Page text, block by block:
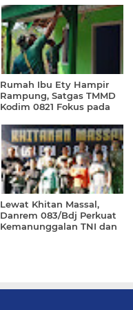
Rumah Ibu Ety Hampir
Rampung, Satgas TMMD
Kodim 0821 Fokus pada
Lewat Khitan Massal,
Danrem 083/Bdj Perkuat
Kemanunggalan TNI dan